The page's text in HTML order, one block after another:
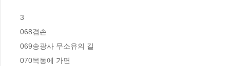
3
068겸손
069송광사 무소유의 길
070목동에 가면